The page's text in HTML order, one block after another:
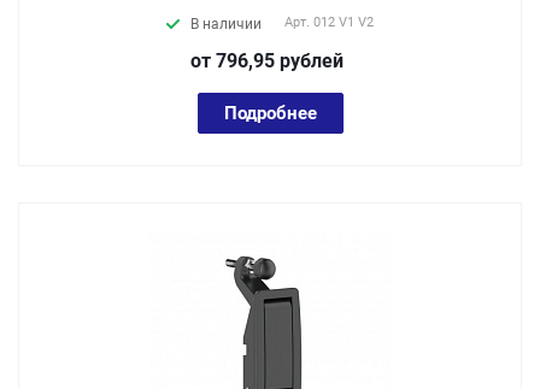
В наличии Арт. 012 V1 V2
от 796,95 рублей
Подробнее